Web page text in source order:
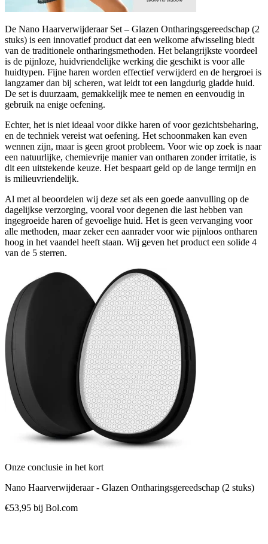
De Nano Haarverwijderaar Set – Glazen Ontharingsgereedschap (2
stuks) is een innovatief product dat een welkome afwisseling biedt
van de traditionele ontharingsmethoden. Het belangrijkste voordeel
is de pijnloze, huidvriendelijke werking die geschikt is voor alle
huidtypen. Fijne haren worden effectief verwijderd en de hergroei is
langzamer dan bij scheren, wat leidt tot een langdurig gladde huid.
De set is duurzaam, gemakkelijk mee te nemen en eenvoudig in
gebruik na enige oefening.
Echter, het is niet ideaal voor dikke haren of voor gezichtsbeharing,
en de techniek vereist wat oefening. Het schoonmaken kan even
wennen zijn, maar is geen groot probleem. Voor wie op zoek is naar
een natuurlijke, chemievrije manier van ontharen zonder irritatie, is
dit een uitstekende keuze. Het bespaart geld op de lange termijn en
is milieuvriendelijk.
Al met al beoordelen wij deze set als een goede aanvulling op de
dagelijkse verzorging, vooral voor degenen die last hebben van
ingegroeide haren of gevoelige huid. Het is geen vervanging voor
alle methoden, maar zeker een aanrader voor wie pijnloos ontharen
hoog in het vaandel heeft staan. Wij geven het product een solide 4
van de 5 sterren.
Onze conclusie in het kort
Nano Haarverwijderaar - Glazen Ontharingsgereedschap (2 stuks)
€53,95 bij Bol.com